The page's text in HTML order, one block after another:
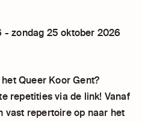
zondag 25 oktober 2026
Queer Koor Gent?
repetities via de link! Vanaf
vast repertoire op naar het